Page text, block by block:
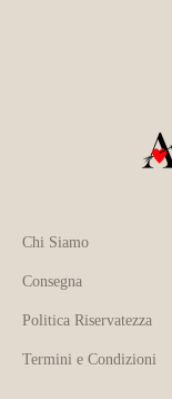
Chi Siamo
Consegna
Politica Riservatezza
Termini e Condizioni